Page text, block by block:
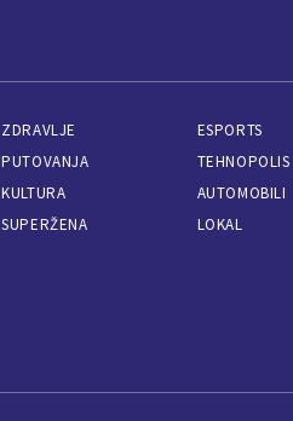
ZDRAVLJE
PUTOVANJA
KULTURA
SUPERŽENA
ESPORTS
TEHNOPOLIS
AUTOMOBILI
LOKAL